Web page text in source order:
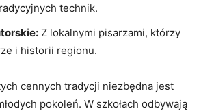
technik.
Z lokalnymi pisarzami, którzy
i historii regionu.
cennych tradycji niezbędna jest
pokoleń. W szkołach odbywają